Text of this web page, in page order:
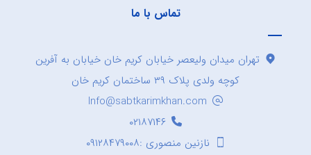
تماس با ما
تهران میدان ولیعصر خیابان کریم خان خیابان به آفرین
کوچه ولدی پلاک ۳۹ ساختمان کریم خان
Info@sabtkarimkhan.com
۰۲۱۸۷۱۴۶
نازنین منصوری :۰۹۱۲۸۴۷۹۰۰۸